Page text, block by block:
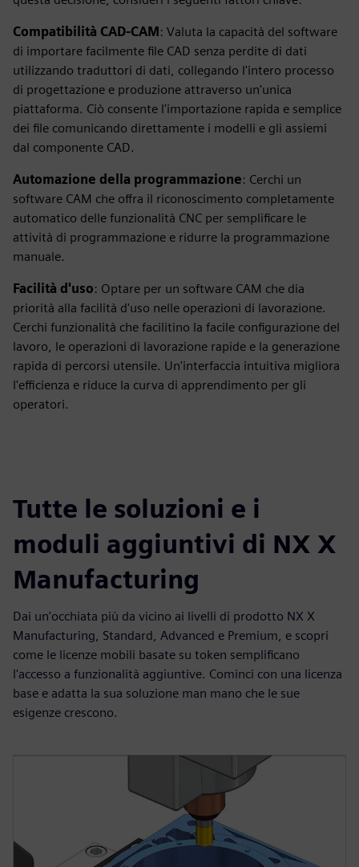
Compatibilità CAD-CAM: Valuta la capacità del software
di importare facilmente file CAD senza perdite di dati
utilizzando traduttori di dati, collegando l'intero processo
di progettazione e produzione attraverso un'unica
piattaforma. Ciò consente l'importazione rapida e semplice
dei file comunicando direttamente i modelli e gli assiemi
dal componente CAD.
Automazione della programmazione: Cerchi un
software CAM che offra il riconoscimento completamente
automatico delle funzionalità CNC per semplificare le
attività di programmazione e ridurre la programmazione
manuale.
Facilità d'uso: Optare per un software CAM che dia
priorità alla facilità d'uso nelle operazioni di lavorazione.
Cerchi funzionalità che facilitino la facile configurazione del
lavoro, le operazioni di lavorazione rapide e la generazione
rapida di percorsi utensile. Un'interfaccia intuitiva migliora
l'efficienza e riduce la curva di apprendimento per gli
operatori.
Tutte le soluzioni e i
moduli aggiuntivi di NX X
Manufacturing
Dai un'occhiata più da vicino ai livelli di prodotto NX X
Manufacturing, Standard, Advanced e Premium, e scopri
come le licenze mobili basate su token semplificano
l'accesso a funzionalità aggiuntive. Cominci con una licenza
base e adatta la sua soluzione man mano che le sue
esigenze crescono.